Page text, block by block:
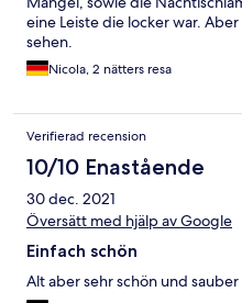
eine Leiste die locker war.
sehen.
Nicola, 2 nätters resa
Verifierad recension
10/10 Enastående
30 dec. 2021
Översätt med hjälp av Google
Einfach schön
Alt aber sehr schön und sauber